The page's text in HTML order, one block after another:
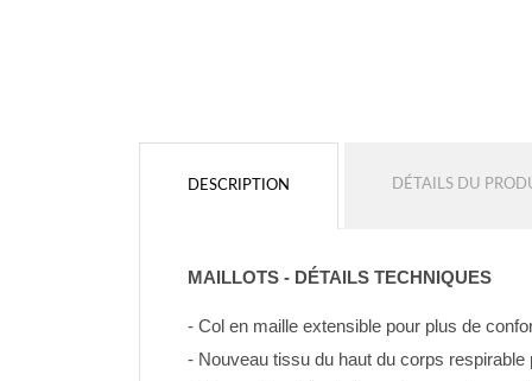
DESCRIPTION DÉTAILS DU
MAILLOTS - DÉTAILS TECHNIQUES
- Col en maille extensible pour plus de
- Nouveau tissu du haut du corps